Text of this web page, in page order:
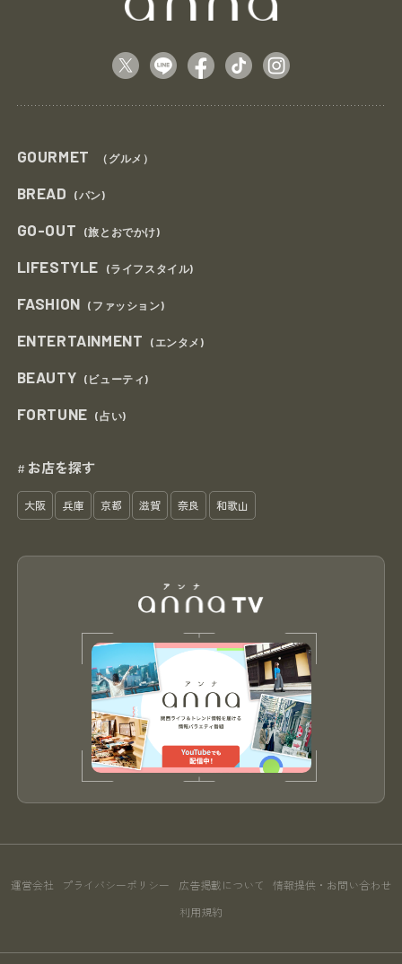
GOURMET （グルメ）
BREAD (パン)
GO-OUT (旅とおでかけ)
LIFESTYLE (ライフスタイル)
FASHION (ファッション)
ENTERTAINMENT (エンタメ)
BEAUTY (ビューティ)
FORTUNE (占い)
# お店を探す
大阪 兵庫 京都 滋賀 奈良 和歌山
運営会社 プライバシーポリシー 広告掲載について 情報提供・お問い合わせ
利用規約